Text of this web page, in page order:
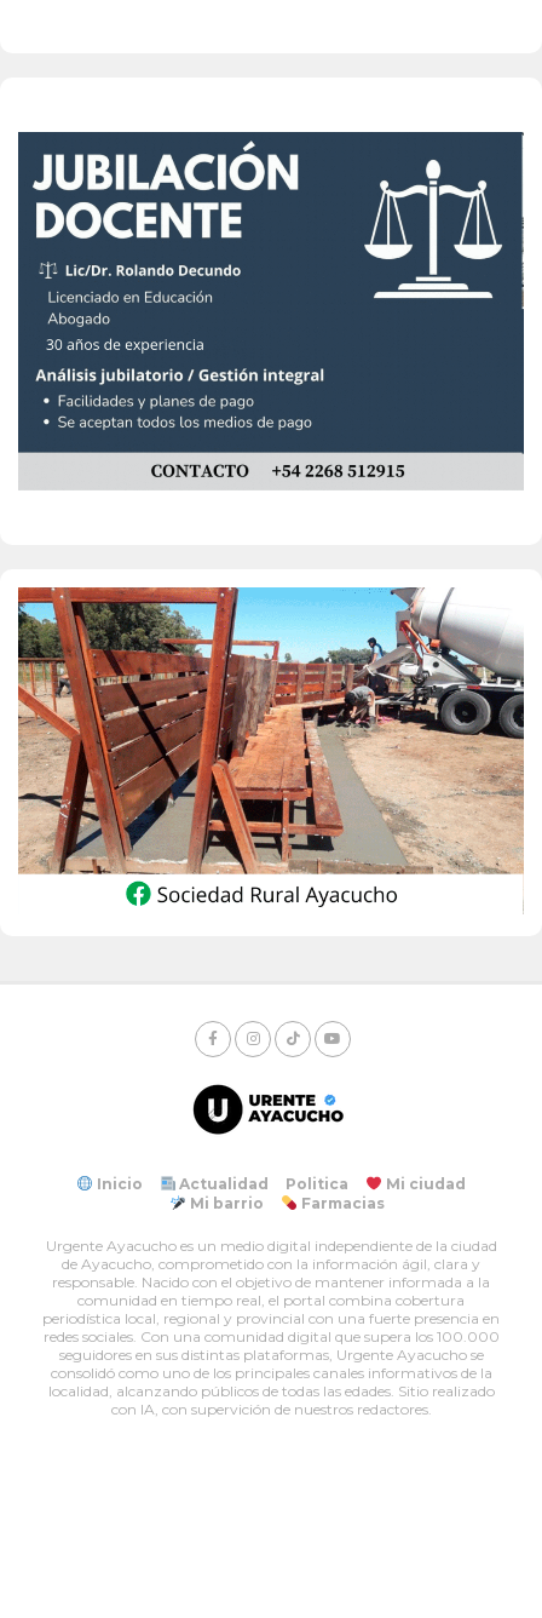
Inicio Actualidad Politica
Mi ciudad
Mi barrio
Farmacias
Urgente Ayacucho es un medio digital independiente de la ciudad
de Ayacucho, comprometido con la información ágil, clara y
responsable. Nacido con el objetivo de mantener informada a la
comunidad en tiempo real, el portal combina cobertura
periodística local, regional y provincial con una fuerte presencia en
redes sociales. Con una comunidad digital que supera los 100.000
seguidores en sus distintas plataformas, Urgente Ayacucho se
consolidó como uno de los principales canales informativos de la
localidad, alcanzando públicos de todas las edades. Sitio realizado
con IA, con supervición de nuestros redactores.